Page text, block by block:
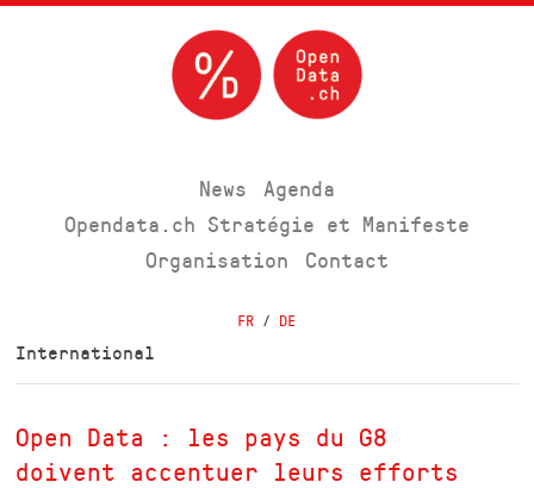
News
Agenda
Opendata.ch Stratégie et Manifeste
Organisation
Contact
FR / DE
International
Open Data : les pays du G8
doivent accentuer leurs efforts